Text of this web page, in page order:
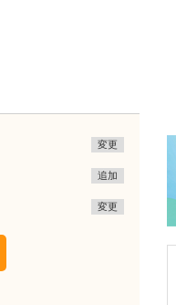
変更
追加
変更